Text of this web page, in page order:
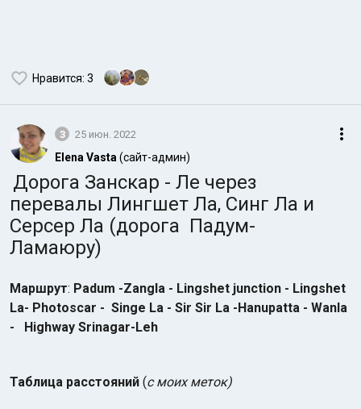
Нравится: 3
3 25 июн. 2022
Elena Vasta (сайт-админ)
Дорога Занскар - Ле через
перевалы Лингшет Ла, Синг Ла и
Серсер Ла (дорога Падум-
Ламаюру)
Маршрут: Padum -Zangla - Lingshet junction - Lingshet
La- Photoscar - Singe La - Sir Sir La -Hanupatta - Wanla
- Highway Srinagar-Leh
Таблица расстояний (с моих меток)